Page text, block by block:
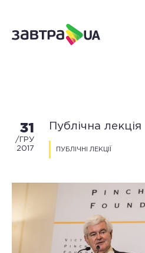
31
/ГРУ
2017
Публічна
ПУБЛІЧНІ ЛЕКЦІЇ